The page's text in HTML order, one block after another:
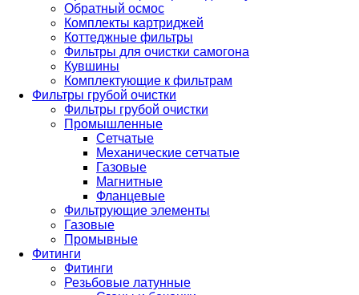
Обратный осмос
Комплекты картриджей
Коттеджные фильтры
Фильтры для очистки самогона
Кувшины
Комплектующие к фильтрам
Фильтры грубой очистки
Фильтры грубой очистки
Промышленные
Сетчатые
Механические сетчатые
Газовые
Магнитные
Фланцевые
Фильтрующие элементы
Газовые
Промывные
Фитинги
Фитинги
Резьбовые латунные